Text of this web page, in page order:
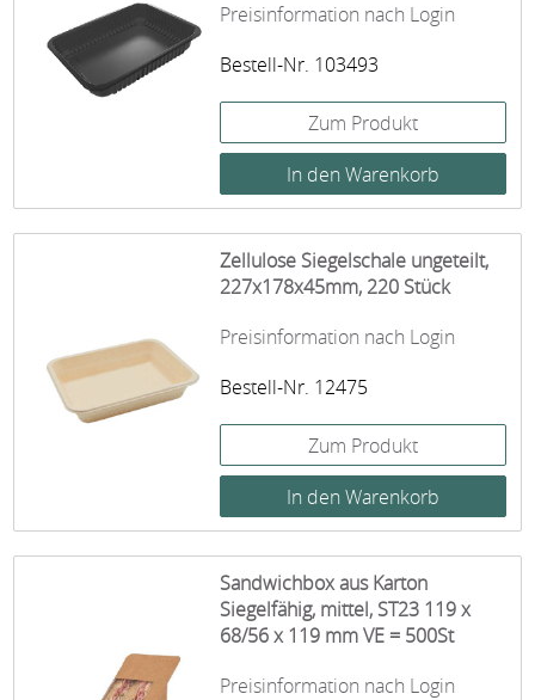
Preisinformation nach Login
Bestell-Nr. 103493
Zum Produkt
Zellulose Siegelschale ungeteilt,
227x178x45mm, 220 Stück
Preisinformation nach Login
Bestell-Nr. 12475
Zum Produkt
Sandwichbox aus Karton
Siegelfähig, mittel, ST23 119 x
68/56 x 119 mm VE = 500St
Preisinformation nach Login